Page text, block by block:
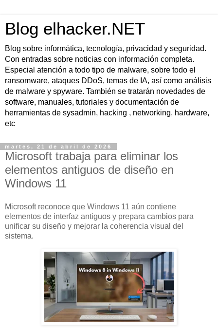
Blog elhacker.NET
Blog sobre informática, tecnología, privacidad y seguridad.
Con entradas sobre noticias con información completa.
Especial atención a todo tipo de malware, sobre todo el
ransomware, ataques DDoS, temas de IA, así como análisis
de malware y spyware. También se tratarán novedades de
software, manuales, tutoriales y documentación de
herramientas de sysadmin, hacking , networking, hardware,
etc
martes, 21 de abril de 2026
Microsoft trabaja para eliminar los
elementos antiguos de diseño en
Windows 11
Microsoft reconoce que Windows 11 aún contiene
elementos de interfaz antiguos y prepara cambios para
unificar su diseño y mejorar la coherencia visual del
sistema.